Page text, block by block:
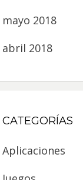
mayo 2018
abril 2018
CATEGORÍAS
Aplicaciones